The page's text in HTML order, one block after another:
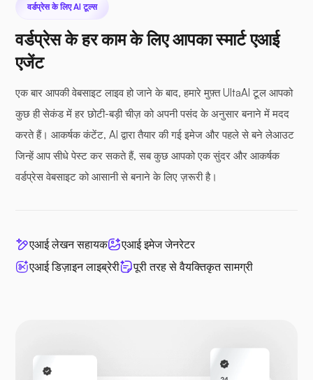
वर्डप्रेस के लिए AI टूल्स
वर्डप्रेस के हर काम के लिए आपका स्मार्ट एआई
एजेंट
एक बार आपकी वेबसाइट लाइव हो जाने के बाद, हमारे मुफ़्त UltaAI टूल आपको
कुछ ही सेकंड में हर छोटी-बड़ी चीज़ को अपनी पसंद के अनुसार बनाने में मदद
करते हैं। आकर्षक कंटेंट, AI द्वारा तैयार की गई इमेज और पहले से बने लेआउट
जिन्हें आप सीधे पेस्ट कर सकते हैं, सब कुछ आपको एक सुंदर और आकर्षक
वर्डप्रेस वेबसाइट को आसानी से बनाने के लिए ज़रूरी है।
एआई लेखन सहायक
एआई इमेज जेनरेटर
एआई डिज़ाइन लाइब्रेरी
पूरी तरह से वैयक्तिकृत सामग्री